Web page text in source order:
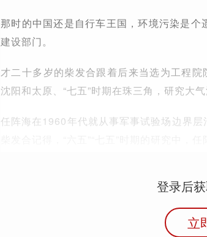
那时的中国还是自行车王国，环境污染是
建设部门。
才二十多岁的柴发合跟着后来当选为工程
沈阳和太原、“七五”时期在珠三角，研究大气
任阵海在1960年代就从事军事试验场边界层
登录后
立